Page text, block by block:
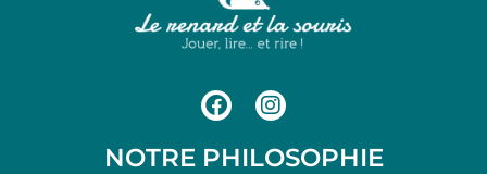
NOTRE PHILOSOPHIE